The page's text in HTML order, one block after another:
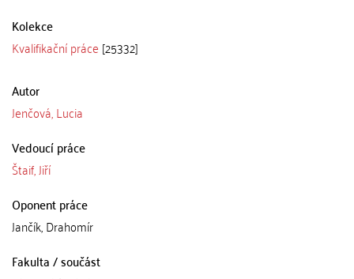
Kolekce
Kvalifikační práce [25332]
Autor
Jenčová, Lucia
Vedoucí práce
Štaif, Jiří
Oponent práce
Jančík, Drahomír
Fakulta / součást